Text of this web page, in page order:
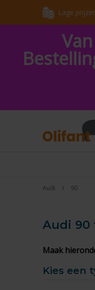
Lage
Audi 90
Audi 90
Maak
Kies een